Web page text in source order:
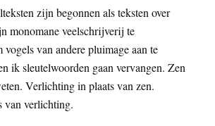
zijn begonnen als teksten over
monomane veelschrijverij te
vogels van andere pluimage aan te
ik sleutelwoorden gaan vervangen. Zen
Verlichting in plaats van zen.
van verlichting.